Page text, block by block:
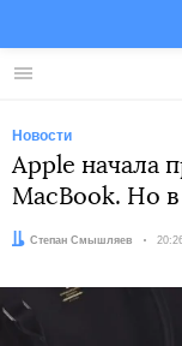
Меню
Новости
Apple начала
MacBook. Но
Автор:
Степан Смышляев